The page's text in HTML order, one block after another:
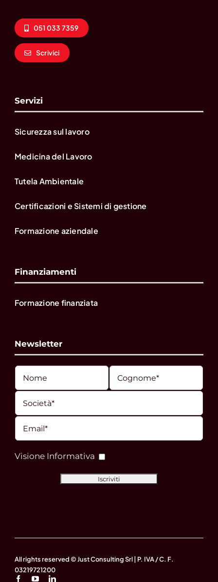
051 033 7359
Scrivici
Servizi
Sicurezza sul lavoro
Medicina del Lavoro
Tutela Ambientale
Certificazioni e Sistemi di gestione
Formazione aziendale
Finanziamenti
Formazione finanziata
Newsletter
Visione Informativa
All rights reserved © Just Consulting Srl | P. IVA / C. F.
03219721200